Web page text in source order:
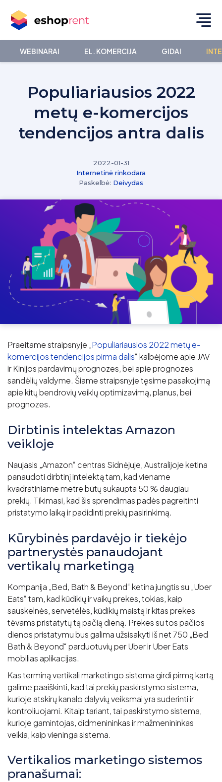
WEBINARAI EL. KOMERCIJA GIDAI
Populiariausios 2022
metų e-komercijos
tendencijos antra dalis
2022-01-31
Internetinė rinkodara
Paskelbė: Deivydas
Praeitame straipsnyje „Populiariausios 2022 metų e-
komercijos tendencijos pirma dalis“ kalbėjome apie JAV
ir Kinijos pardavimų prognozes, bei apie prognozes
sandėlių valdyme. Šiame straipsnyje tęsime pasakojimą
apie kitų bendrovių veiklų optimizavimą, planus, bei
prognozes.
Dirbtinis intelektas Amazon
veikloje
Naujasis „Amazon“ centras Sidnėjuje, Australijoje ketina
panaudoti dirbtinį intelektą tam, kad viename
kvadratiniame metre būtų sukaupta 50 % daugiau
prekių. Tikimasi, kad šis sprendimas padės pagreitinti
pristatymo laiką ir padidinti prekių pasirinkimą.
Kūrybinės pardavėjo ir tiekėjo
partnerystės panaudojant
vertikalų marketingą
Kompanija „Bed, Bath & Beyond“ ketina jungtis su „Uber
Eats“ tam, kad kūdikių ir vaikų prekes, tokias, kaip
sauskelnės, servetėlės, kūdikių maistą ir kitas prekes
tėvams pristatytų tą pačią dieną. Prekes su tos pačios
dienos pristatymu bus galima užsisakyti iš net 750 „Bed
Bath & Beyond“ parduotuvių per Uber ir Uber Eats
mobilias aplikacijas.
Kas terminą vertikali marketingo sistema girdi pirmą kartą
galime paaiškinti, kad tai prekių paskirstymo sistema,
kurioje atskirų kanalo dalyvių veiksmai yra suderinti ir
kontroliuojami. Kitaip tariant, tai paskirstymo sistema,
kurioje gamintojas, didmenininkas ir mažmenininkas
veikia, kaip vieninga sistema.
Vertikalios marketingo sistemos
pranašumai: